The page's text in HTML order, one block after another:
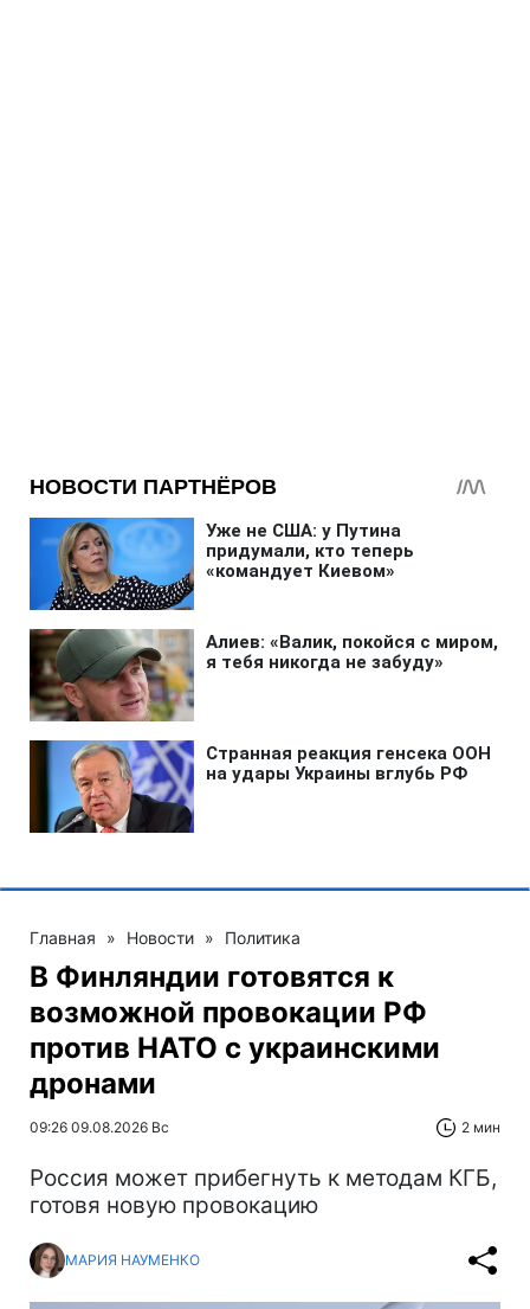
Главная » Новости » Политика
В Финляндии готовятся к
возможной провокации РФ
против НАТО с украинскими
дронами
09:26 09.08.2026 Вс 2 мин
Россия может прибегнуть к методам КГБ,
готовя новую провокацию
МАРИЯ НАУМЕНКО